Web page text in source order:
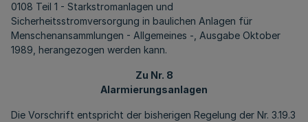
0108 Teil 1 - Starkstromanlagen und
Sicherheitsstromversorgung in baulichen Anlagen für
Menschenansammlungen - Allgemeines -, Ausgabe Oktober
1989, herangezogen werden kann.
Zu Nr. 8
Alarmierungsanlagen
Die Vorschrift entspricht der bisherigen Regelung der Nr. 3.19.3